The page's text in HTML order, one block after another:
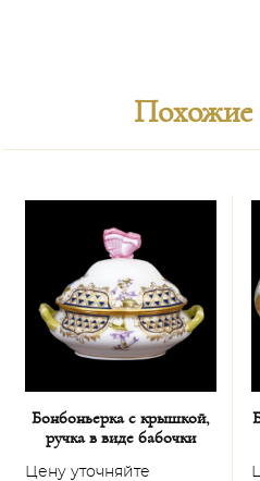
Похожие
Бонбоньерка с крышкой,
ручка в виде бабочки
Цену уточняйте